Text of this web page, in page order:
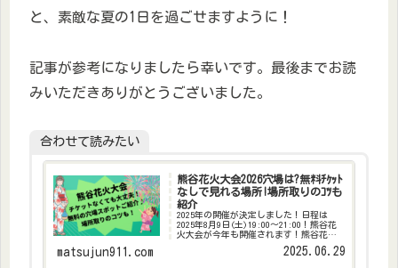
と、素敵な夏の1日を過ごせますように！
記事が参考になりましたら幸いです。最後までお読
みいただきありがとうございました。
合わせて読みたい
熊谷花火大会2026穴場は?無料ﾁｹｯﾄ
なしで見れる場所!場所取りのｺﾂも
紹介
2025年の開催が決定しました！日程は
2025年8月9日(土)19:00～21:00！熊谷花
火大会が今年も開催されます！熊谷花火
大会は45万人の人出を誇る、埼玉を代表
する花火大会の一つです。ですが、人気
matsujun911.com 2025.06.29